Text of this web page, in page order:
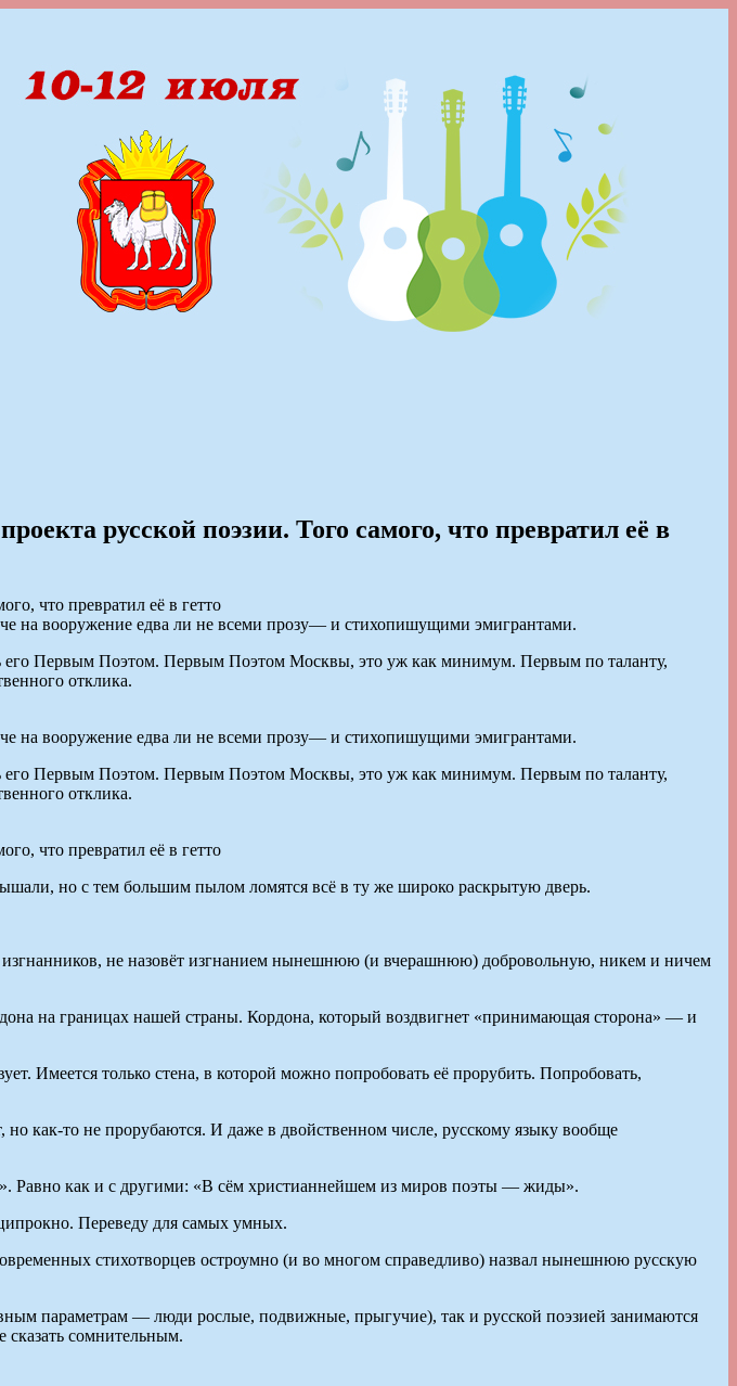
русской поэзии. Того самого, что превратил её в
на вооружение едва ли не всеми прозу— и стихопишущими эмигрантами.
его Первым Поэтом. Первым Поэтом Москвы, это уж как минимум. Первым по таланту,
отклика.
на вооружение едва ли не всеми прозу— и стихопишущими эмигрантами.
его Первым Поэтом. Первым Поэтом Москвы, это уж как минимум. Первым по таланту,
отклика.
но с тем большим пылом ломятся всё в ту же широко раскрытую дверь.
не назовёт изгнанием нынешнюю (и вчерашнюю) добровольную, никем и ничем
на границах нашей страны. Кордона, который воздвигнет «принимающая сторона» — и
Имеется только стена, в которой можно попробовать её прорубить. Попробовать,
как-то не прорубаются. И даже в двойственном числе, русскому языку вообще
Равно как и с другими: «В сём христианнейшем из миров поэты — жиды».
Переведу для самых умных.
стихотворцев остроумно (и во многом справедливо) назвал нынешнюю русскую
параметрам — люди рослые, подвижные, прыгучие), так и русской поэзией занимаются
сомнительным.